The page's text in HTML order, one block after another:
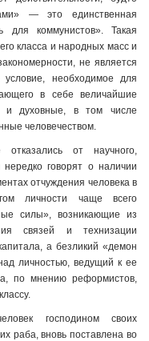
— это единственная
для коммунистов». Такая
класса и народных масс и
не является
необходимое для
в себе величайшие
и духовные, в том числе
человечеством.
от научного,
нередко говорят о наличии
отчуждения человека в
личности чаще всего
силы», возникающие из
связей и технизации
а безликий «демон
личностью, ведущий к ее
по мнению реформистов,
господином своих
раба, вновь поставлена во